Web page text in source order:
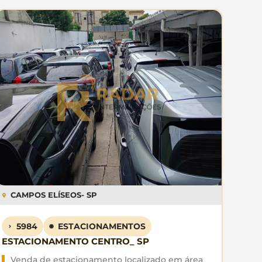
CAMPOS ELÍSEOS- SP
5984 ESTACIONAMENTOS
ESTACIONAMENTO CENTRO_ SP
Venda de estacionamento localizado em área